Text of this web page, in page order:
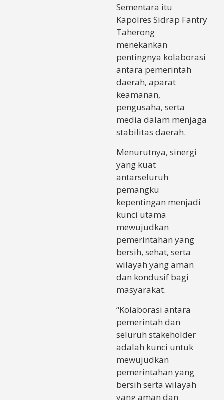
Sementara itu
Kapolres Sidrap Fantry
Taherong
menekankan
pentingnya kolaborasi
antara pemerintah
daerah, aparat
keamanan,
pengusaha, serta
media dalam menjaga
stabilitas daerah.
Menurutnya, sinergi
yang kuat
antarseluruh
pemangku
kepentingan menjadi
kunci utama
mewujudkan
pemerintahan yang
bersih, sehat, serta
wilayah yang aman
dan kondusif bagi
masyarakat.
“Kolaborasi antara
pemerintah dan
seluruh stakeholder
adalah kunci untuk
mewujudkan
pemerintahan yang
bersih serta wilayah
yang aman dan